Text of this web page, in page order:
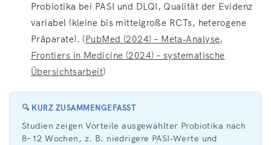
Probiotika bei PASI und DLQI, Qualität der Evidenz
variabel (kleine bis mittelgroße RCTs, heterogene
Präparate). (PubMed (2024) – Meta‑Analyse,
Frontiers in Medicine (2024) – systematische
Übersichtsarbeit)
🔍 KURZ ZUSAMMENGEFASST
Studien zeigen Vorteile ausgewählter Probiotika nach
8–12 Wochen, z. B. niedrigere PASI‑Werte und